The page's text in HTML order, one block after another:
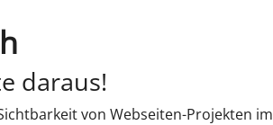
daraus!
von Webseiten-Projekten im